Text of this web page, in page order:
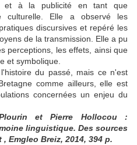
et à la publicité en tant que
culturelle. Elle a observé les
discursives et repéré les
de la transmission. Elle a pu
perceptions, les effets, ainsi que
et symbolique.
l'histoire du passé, mais ce n'est
comme ailleurs, elle est
concernées un enjeu du
et Pierre Hollocou :
linguistique. Des sources
, Emgleo Breiz, 2014, 394 p.